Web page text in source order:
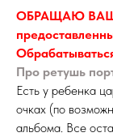
ОБРАЩАЮ
Про ретушь
Есть у ребенка
очках (по
альбома. Все